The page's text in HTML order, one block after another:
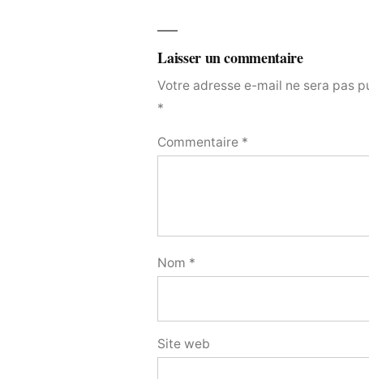
Laisser un commentaire
Votre adresse e-mail ne sera pas
*
Commentaire *
Nom *
Site web